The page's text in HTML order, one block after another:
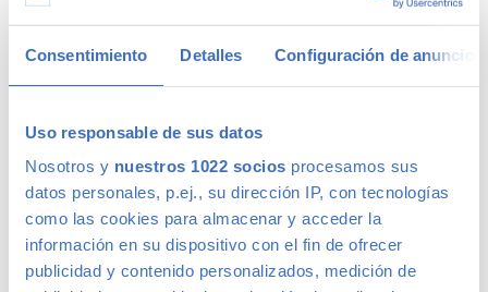
Consentimiento Detalles Configuración de anuncios
Uso responsable de sus datos
Nosotros y nuestros 1022 socios procesamos sus
datos personales, p.ej., su dirección IP, con tecnologías
como las cookies para almacenar y acceder la
información en su dispositivo con el fin de ofrecer
publicidad y contenido personalizados, medición de
MAZDA MAZDA3
2009 199.489kms Diésel
Manual
Madrid
91 €
5290
JEEP RENEGADE